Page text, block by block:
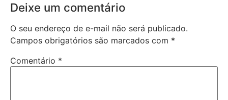
Deixe um comentário
O seu endereço de e-mail não será publicado.
Campos obrigatórios são marcados com *
Comentário *